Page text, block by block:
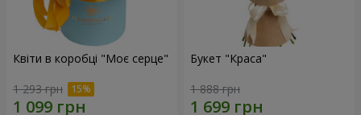
Квіти в коробці "Моє серце"
1 293 грн
Букет "Краса"
1 888 грн